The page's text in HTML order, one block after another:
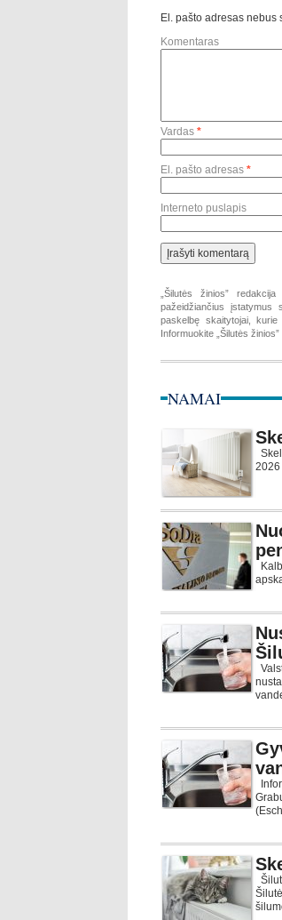
El. pašto adresas nebus
Komentaras
Vardas *
El. pašto adresas *
Interneto puslapis
„Šilutės žinios”
pažeidžiančius įstatymus
paskelbę skaitytojai, kurie
Informuokite „Šilutės
NAMAI
2026